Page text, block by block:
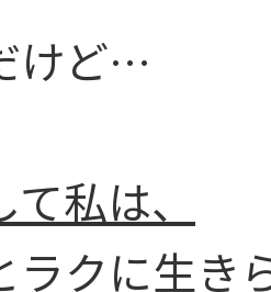
けど…
私は、
ラクに生き